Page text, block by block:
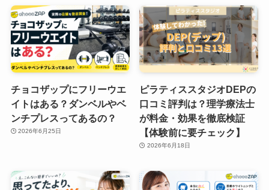
チョコザップにフリーウエ
イトはある？ダンベルやベ
ンチプレスってあるの？
2026年6月25日
ピラティススタジオDEPの
口コミ評判は？理学療法士
が料金・効果を徹底検証
【体験前に要チェック】
2026年6月18日